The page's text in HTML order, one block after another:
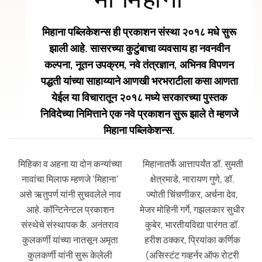
मिहाना पब्लिकेशन्स ही प्रकाशन संस्था २०१८ मधे सुरू
झाली आहे. सासरच्या कुटुंबाचा व्यवसाय हा नवनवीन
कल्पना, नूतन उपक्रम, नवे तंत्रज्ञान, अभिनव विपणन
पद्धती यांच्या साहाय्याने आणखी भरभराटीला कसा आणता
येईल या विचारातून २०१८ मध्ये सरकारच्या पुस्तक
निविदेच्या निमित्ताने एक नवे प्रकाशन सुरू झाले ते म्हणजे
मिहाना पब्लिकेशन्स.
मिहिका व अहना या दोन कन्यांच्या
नावांचा मिलाफ म्हणजे ‘मिहाना’
असे ऋतुपर्ण यांनी सुचवलेले नाव
आहे. कॉन्टिनेन्टल प्रकाशन
संस्थेचे संस्थापक कै. अनंतराव
कुलकर्णी यांच्या नातसून अमृता
कुलकर्णी यांनी सुरू केलेली
मिहानातर्फे आत्तापर्यंत डॉ. सुमती
क्षेत्रमाडे, नारायण गुणे, डॉ.
ज्योती चिंचणीकर, अर्चना देव,
मेजर मोहिनी गर्गे, गझलकार सुधीर
कुबेर, भारतीयविद्या पारंगत डॉ.
हरीश ठक्कर, प्रियांका कर्णिक
(असिस्टंट गव्हर्नर ऑफ रोटरी